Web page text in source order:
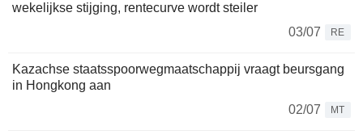
wekelijkse stijging, rentecurve wordt steiler
03/07
RE
Kazachse staatsspoorwegmaatschappij vraagt beursgang
in Hongkong aan
02/07
MT